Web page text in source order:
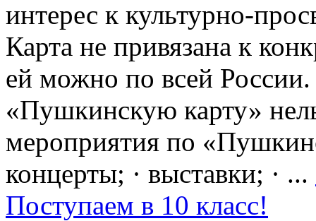
интерес к культурно-
Карта не привязана к
ей можно по всей
«Пушкинскую карту»
мероприятия по
концерты; · выставки; · ...
Поступаем в 10 класс!